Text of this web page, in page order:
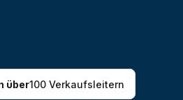
über100 Verkaufsleitern